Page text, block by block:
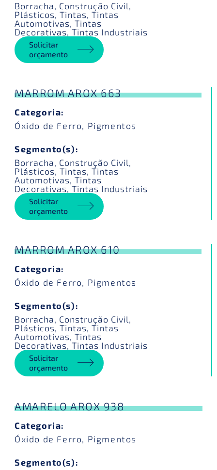
Borracha, Construção Civil,
Plásticos, Tintas, Tintas
Automotivas, Tintas
Decorativas, Tintas Industriais
Solicitar
orçamento
MARROM AROX 663
Categoria:
Óxido de Ferro, Pigmentos
Segmento(s):
Borracha, Construção Civil,
Plásticos, Tintas, Tintas
Automotivas, Tintas
Decorativas, Tintas Industriais
Solicitar
orçamento
MARROM AROX 610
Categoria:
Óxido de Ferro, Pigmentos
Segmento(s):
Borracha, Construção Civil,
Plásticos, Tintas, Tintas
Automotivas, Tintas
Decorativas, Tintas Industriais
Solicitar
orçamento
AMARELO AROX 938
Categoria:
Óxido de Ferro, Pigmentos
Segmento(s):